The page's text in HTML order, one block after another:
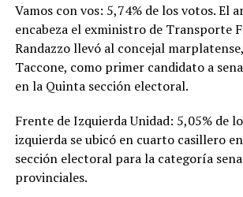
Vamos con vos: 5,74% de los votos. El
encabeza el exministro de Transporte
Randazzo llevó al concejal
Taccone, como primer candidato a
en la Quinta sección electoral.
Frente de Izquierda Unidad: 5,05% de
izquierda se ubicó en cuarto casillero
sección electoral para la categoría
provinciales.